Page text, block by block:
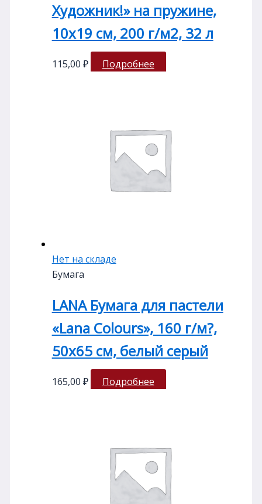
Художник!» на пружине,
10х19 см, 200 г/м2, 32 л
115,00 ₽ Подробнее
Нет на складе
Бумага
LANA Бумага для пастели
«Lana Colours», 160 г/м?,
50х65 см, белый серый
165,00 ₽ Подробнее